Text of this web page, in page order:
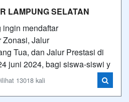
LAMPUNG SELATAN
mendaftar
Zonasi, Jalur
Tua, dan Jalur Prestasi di
juni 2024, bagi siswa-siswi y
13018 kali